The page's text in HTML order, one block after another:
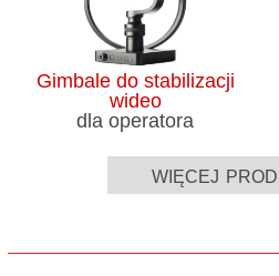
Gimbale do stabilizacji
wideo
dla operatora
więcej